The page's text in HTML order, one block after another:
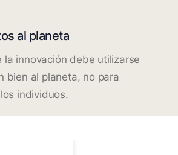
al planeta
la innovación debe utilizarse
bien al planeta, no para
individuos.